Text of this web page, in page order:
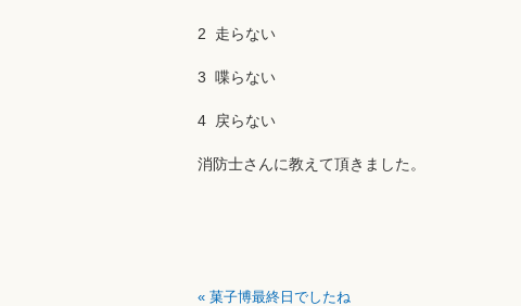
2 走らない
3 喋らない
4 戻らない
消防士さんに教えて頂きました。
« 菓子博最終日でしたね